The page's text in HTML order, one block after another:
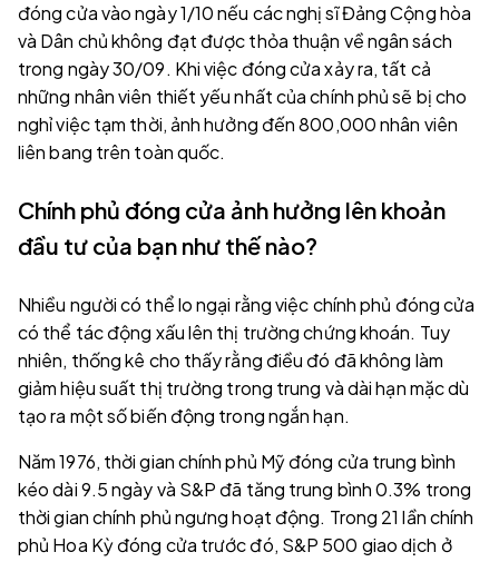
đóng cửa vào ngày 1/10 nếu các nghị sĩ Đảng Cộng hòa
và Dân chủ không đạt được thỏa thuận về ngân sách
trong ngày 30/09. Khi việc đóng cửa xảy ra, tất cả
những nhân viên thiết yếu nhất của chính phủ sẽ bị cho
nghỉ việc tạm thời, ảnh hưởng đến 800,000 nhân viên
liên bang trên toàn quốc.
Chính phủ đóng cửa ảnh hưởng lên khoản
đầu tư của bạn như thế nào?
Nhiều người có thể lo ngại rằng việc chính phủ đóng cửa
có thể tác động xấu lên thị trường chứng khoán. Tuy
nhiên, thống kê cho thấy rằng điều đó đã không làm
giảm hiệu suất thị trường trong trung và dài hạn mặc dù
tạo ra một số biến động trong ngắn hạn.
Năm 1976, thời gian chính phủ Mỹ đóng cửa trung bình
kéo dài 9.5 ngày và S&P đã tăng trung bình 0.3% trong
thời gian chính phủ ngưng hoạt động. Trong 21 lần chính
phủ Hoa Kỳ đóng cửa trước đó, S&P 500 giao dịch ở